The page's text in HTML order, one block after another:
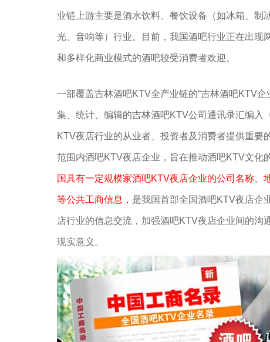
业链上游主要是酒水饮料、餐饮设备（如冰箱、制
光、音响等）行业。目前，我国酒吧行业正在出现
和多样化商业模式的酒吧较受消费者欢迎。
一部覆盖吉林酒吧KTV全产业链的“吉林酒吧KTV
集、统计、编辑的吉林酒吧KTV公司通讯录汇编入
KTV夜店行业的从业者、投资者及消费者提供重
范围内酒吧KTV夜店企业，旨在推动酒吧KTV文化
国具有一定规模家酒吧KTV夜店企业的公司名称、
等公共工商信息， 是我国首部全国酒吧KTV夜店企
店行业的信息交流，加强酒吧KTV夜店企业间的沟
现实意义。